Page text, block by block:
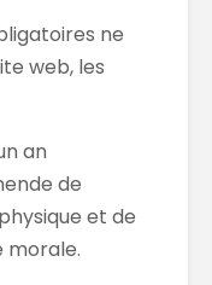
ne
web, les
an
de
et de
morale.